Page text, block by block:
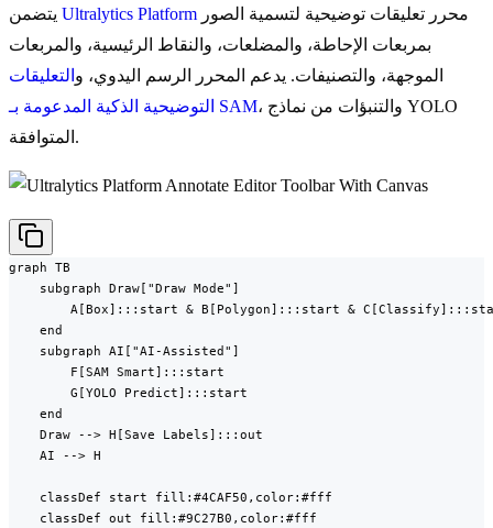
Ultralytics Platform
بمربعات الإحاطة، والمضلعات، والنقاط الرئيسية، والمربعات
الموجهة، والتصنيفات. يدعم المحرر الرسم اليدوي، و التعليقات
التوضيحية الذكية المدعومة بـ SAM، والتنبؤات من نماذج YOLO
المتوافقة.
graph TB
    subgraph Draw["Draw Mode"]
A[Box]:::start & B[Polygon]:::start &
    end
    subgraph AI["AI-Assisted"]
        F[SAM Smart]:::start
        G[YOLO Predict]:::start
    end
    Draw --> H[Save Labels]:::out
    AI --> H
    classDef start fill:#4CAF50,color:#fff
    classDef out fill:#9C27B0,color:#fff